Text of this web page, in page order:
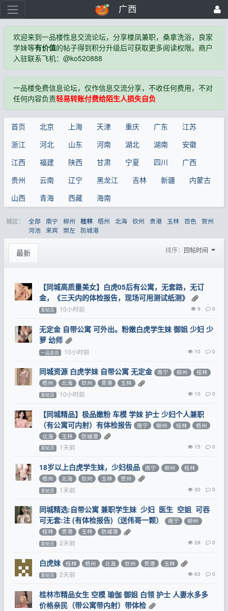
广西
欢迎来到一品楼性息交流论坛，分享楼凤兼职，桑拿洗浴，良家
学妹等有价值的帖子得到积分升级后可获取更多阅读权限。商户
入驻联系飞机：@ko520888
一品楼免费信息论坛，仅作信息交流分享，不收任何费用，不对
任何内容负责轻易转账付费给陌生人损失自负
首页 北京 上海 天津 重庆 广东
江苏
浙江
河北 山东 河南 湖北 湖南
安徽
江西
福建 陕西 甘肃 宁夏 四川
广西
贵州
云南 辽宁 黑龙江 吉林 新疆
内蒙古
山西
青海 西藏 海南
城区： 全部 南宁 柳州 桂林 梧州 北海 钦州 贵港 玉林 百色 贺州
河池 来宾 崇左 防城港
最新 排序： 回帖时间
【同城高质量美女】白虎05后有公寓，无套路，无订
金，《三天内的体检报告，现场可用测试纸测》
发帖员 10小时前 9 0
无定金 自带公寓 可外出。粉嫩白虎学生妹 御姐 少妇 少
萝 幼师
一品会员 10小时前 10 0
同城资源 白虎学妹 自带公寓 无定金 南宁 柳州
桂林
梧州
北海 钦州 贵港 玉林
发帖员 10小时前 10 0
【同城精品】极品嫩粉 车模 学妹 护士 少妇个人兼职
（有公寓可内射）有体检报告
南宁 柳州 桂林
梧州
北海
玉林 防城港
发帖员 1天前 15 0
18岁以上白虎学生妹，少妇极品 南宁 柳州
桂林
梧州
北海 钦州 玉林 贺州
发帖员 1天前 30 0
同城精选:自带公寓 兼职学生妹 少妇 医生 空姐 可吞
可无套:注 (有体检报告)（送伟哥一颗）
南宁
柳州
桂林
贵港 玉林 防城港
发帖员 2天前 28 0
白虎妹 桂林 梧州 北海 钦州 贵港 玉林
发帖员 2天前 63 0
桂林市精品女生 空模 瑜伽 御姐 白领 护士 人妻水多多
价格亲民（带公寓带内射）带体检